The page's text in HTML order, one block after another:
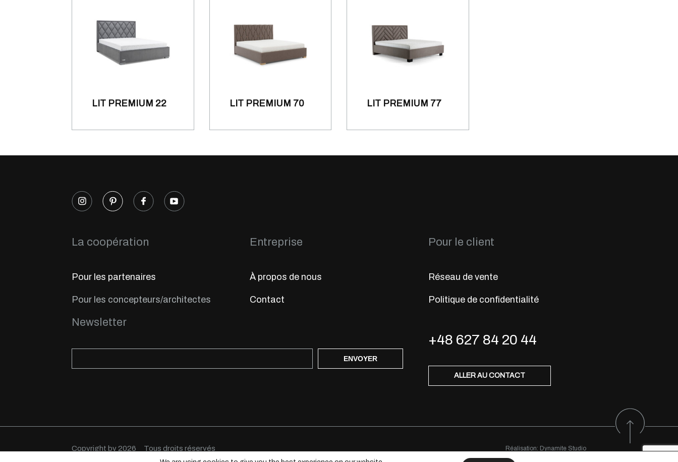
LIT PREMIUM 22 LIT PREMIUM 70 LIT PREMIUM 77
La coopération
Pour les partenaires
Pour les concepteurs/architectes
Entreprise
À propos de nous
Contact
Pour le client
Réseau de vente
Politique de confidentialité
Newsletter
ENVOYER
+48 627 84 20 44
ALLER AU CONTACT
Copyright by 2026 Tous droits réservés Réalisation: Dynamite Studio